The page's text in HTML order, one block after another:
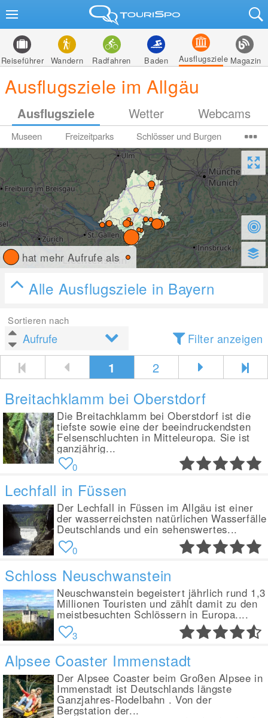
Reiseführer Wandern Radfahren Baden Ausflugsziele Magazin
Ausflugsziele im Allgäu
Ausflugsziele Wetter Webcams
Museen Freizeitparks Schlösser und Burgen
hat mehr Aufrufe als
Alle Ausflugsziele in Bayern
Sortieren nach
Filter anzeigen
1 2
Breitachklamm bei Oberstdorf
Die Breitachklamm bei Oberstdorf ist die
tiefste sowie eine der beeindruckendsten
Felsenschluchten in Mitteleuropa. Sie ist
ganzjährig...
0
Lechfall in Füssen
Der Lechfall in Füssen im Allgäu ist einer
der wasserreichsten natürlichen Wasserfälle
Deutschlands und ein sehenswertes...
0
Schloss Neuschwanstein
Neuschwanstein begeistert jährlich rund 1,3
Millionen Touristen und zählt damit zu den
meistbesuchten Schlössern in Europa....
3
Alpsee Coaster Immenstadt
Der Alpsee Coaster beim Großen Alpsee in
Immenstadt ist Deutschlands längste
Ganzjahres-Rodelbahn . Von der
Bergstation der...